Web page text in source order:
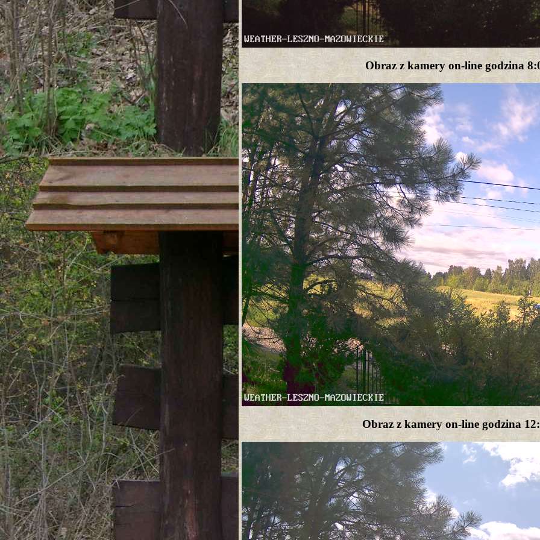
Obraz z kamery on-line godzina
Obraz z kamery on-line godzina